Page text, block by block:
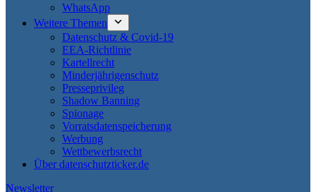
WhatsApp
Weitere Themen
Datenschutz & Covid-19
EEA-Richtlinie
Kartellrecht
Minderjährigenschutz
Presseprivileg
Shadow Banning
Spionage
Vorratsdatenspeicherung
Werbung
Wettbewerbsrecht
Über datenschutzticker.de
Newsletter